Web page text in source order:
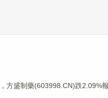
方盛制藥(603998.CN)跌2.09%